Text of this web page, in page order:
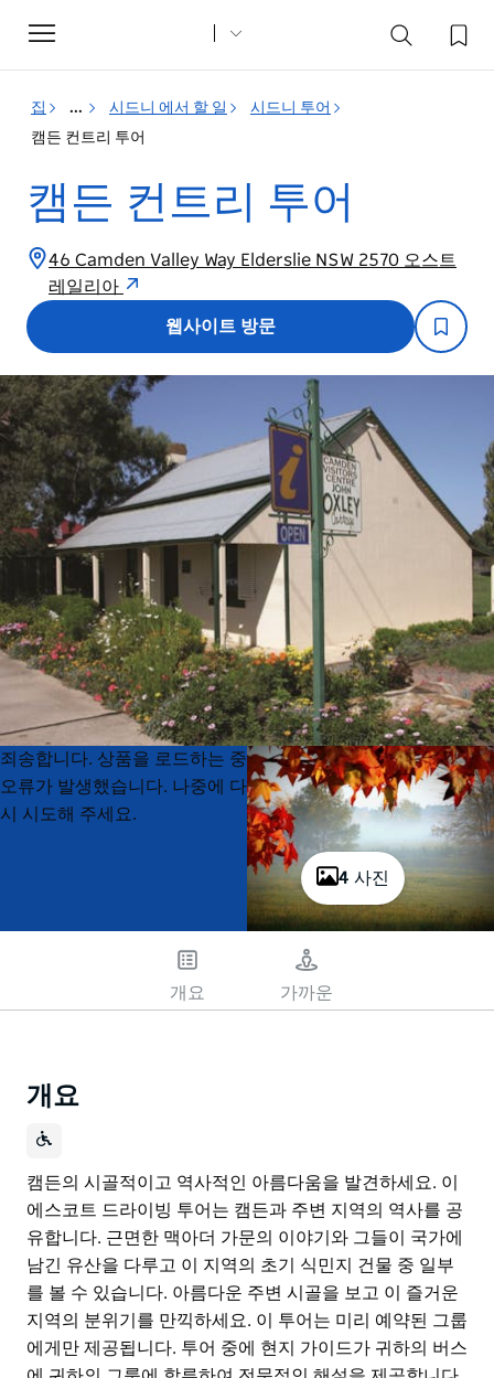
Toggle
navigation
집 ... 시드니 에서 할 일
시드니 투어
캠든 컨트리 투어
캠든 컨트리 투어
46 Camden Valley Way Elderslie NSW 2570 오스트
레일리아
웹사이트 방문
4 사진
Product
List
Product
List
죄송합니다. 상품을 로드하는 중
오류가 발생했습니다. 나중에 다
시 시도해 주세요.
개요 가까운
개요
캠든의 시골적이고 역사적인 아름다움을 발견하세요. 이
에스코트 드라이빙 투어는 캠든과 주변 지역의 역사를 공
유합니다. 근면한 맥아더 가문의 이야기와 그들이 국가에
남긴 유산을 다루고 이 지역의 초기 식민지 건물 중 일부
를 볼 수 있습니다. 아름다운 주변 시골을 보고 이 즐거운
지역의 분위기를 만끽하세요. 이 투어는 미리 예약된 그룹
에게만 제공됩니다. 투어 중에 현지 가이드가 귀하의 버스